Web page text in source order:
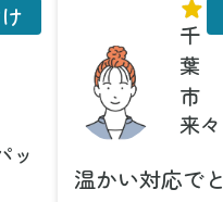
ッ
千
葉
市
来々
温かい対応で